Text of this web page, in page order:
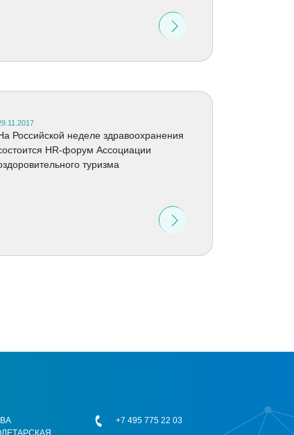
Российской неделе здравоохранения
HR-форум Ассоциации
туризма
+7 495 775 22 03